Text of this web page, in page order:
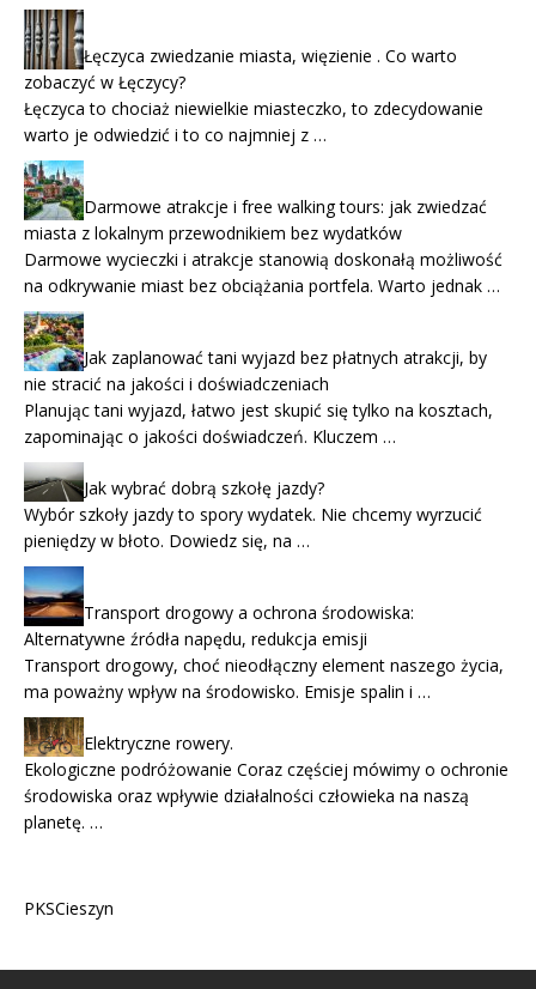
Łęczyca zwiedzanie miasta, więzienie . Co warto
zobaczyć w Łęczycy?
Łęczyca to chociaż niewielkie miasteczko, to zdecydowanie
warto je odwiedzić i to co najmniej z …
Darmowe atrakcje i free walking tours: jak zwiedzać
miasta z lokalnym przewodnikiem bez wydatków
Darmowe wycieczki i atrakcje stanowią doskonałą możliwość
na odkrywanie miast bez obciążania portfela. Warto jednak …
Jak zaplanować tani wyjazd bez płatnych atrakcji, by
nie stracić na jakości i doświadczeniach
Planując tani wyjazd, łatwo jest skupić się tylko na kosztach,
zapominając o jakości doświadczeń. Kluczem …
Jak wybrać dobrą szkołę jazdy?
Wybór szkoły jazdy to spory wydatek. Nie chcemy wyrzucić
pieniędzy w błoto. Dowiedz się, na …
Transport drogowy a ochrona środowiska:
Alternatywne źródła napędu, redukcja emisji
Transport drogowy, choć nieodłączny element naszego życia,
ma poważny wpływ na środowisko. Emisje spalin i …
Elektryczne rowery.
Ekologiczne podróżowanie Coraz częściej mówimy o ochronie
środowiska oraz wpływie działalności człowieka na naszą
planetę. …
PKSCieszyn